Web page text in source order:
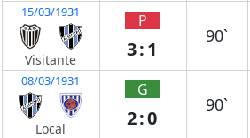
15/03/1931
Visitante
P
3:1
90`
08/03/1931
Local
G
2:0
90`